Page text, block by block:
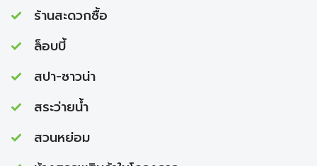
ร้านสะดวกซื้อ
ล็อบบี้
สปา-ซาวน่า
สระว่ายนํ้า
สวนหย่อม